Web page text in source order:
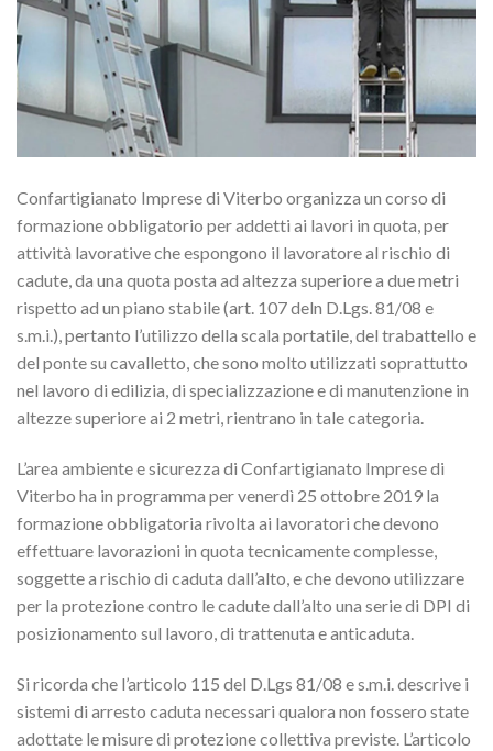
Confartigianato Imprese di Viterbo organizza un corso di
formazione obbligatorio per addetti ai lavori in quota, per
attività lavorative che espongono il lavoratore al rischio di
cadute, da una quota posta ad altezza superiore a due metri
rispetto ad un piano stabile (art. 107 deln D.Lgs. 81/08 e
s.m.i.), pertanto l’utilizzo della scala portatile, del trabattello e
del ponte su cavalletto, che sono molto utilizzati soprattutto
nel lavoro di edilizia, di specializzazione e di manutenzione in
altezze superiore ai 2 metri, rientrano in tale categoria.
L’area ambiente e sicurezza di Confartigianato Imprese di
Viterbo ha in programma per venerdì 25 ottobre 2019 la
formazione obbligatoria rivolta ai lavoratori che devono
effettuare lavorazioni in quota tecnicamente complesse,
soggette a rischio di caduta dall’alto, e che devono utilizzare
per la protezione contro le cadute dall’alto una serie di DPI di
posizionamento sul lavoro, di trattenuta e anticaduta.
Si ricorda che l’articolo 115 del D.Lgs 81/08 e s.m.i. descrive i
sistemi di arresto caduta necessari qualora non fossero state
adottate le misure di protezione collettiva previste. L’articolo